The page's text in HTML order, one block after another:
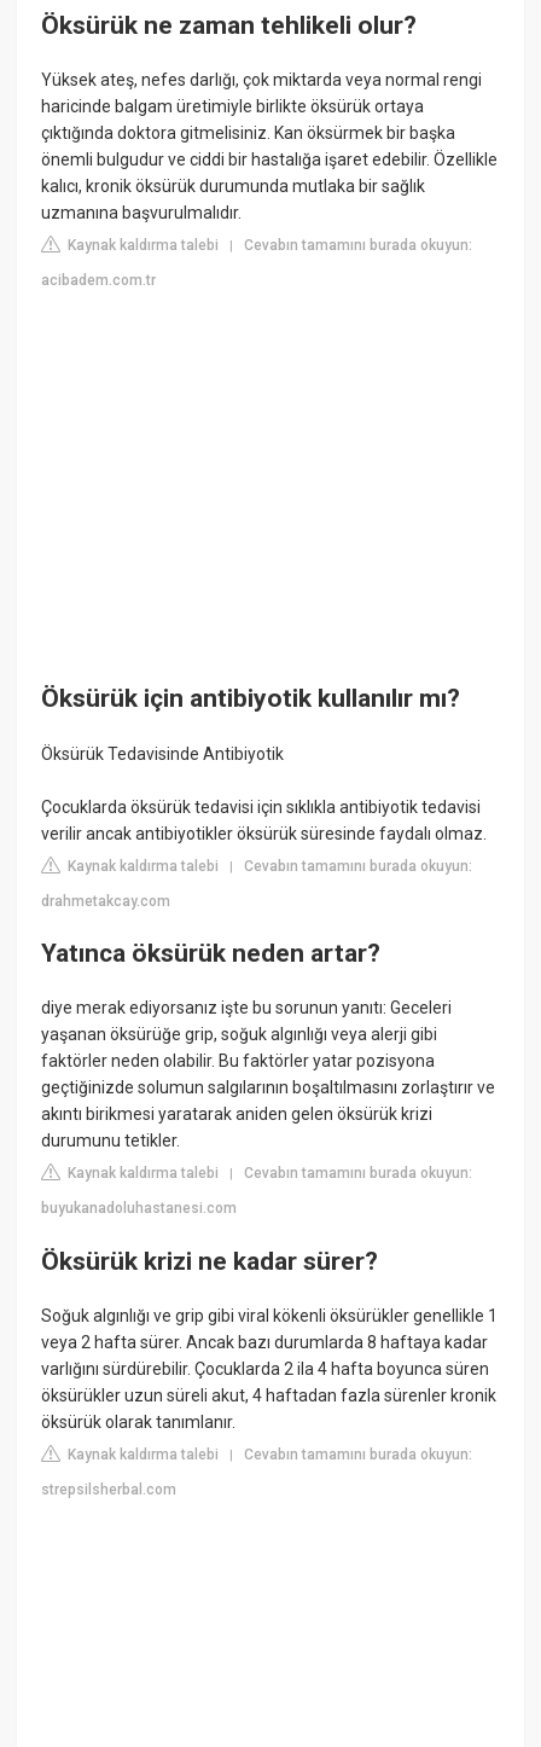
Öksürük ne zaman tehlikeli olur?
Yüksek ateş, nefes darlığı, çok miktarda veya normal rengi
haricinde balgam üretimiyle birlikte öksürük ortaya
çıktığında doktora gitmelisiniz. Kan öksürmek bir başka
önemli bulgudur ve ciddi bir hastalığa işaret edebilir. Özellikle
kalıcı, kronik öksürük durumunda mutlaka bir sağlık
uzmanına başvurulmalıdır.
Kaynak kaldırma talebi |Cevabın tamamını burada okuyun:
acibadem.com.tr
Öksürük için antibiyotik kullanılır mı?
Öksürük Tedavisinde Antibiyotik
Çocuklarda öksürük tedavisi için sıklıkla antibiyotik tedavisi
verilir ancak antibiyotikler öksürük süresinde faydalı olmaz.
Kaynak kaldırma talebi |Cevabın tamamını burada okuyun:
drahmetakcay.com
Yatınca öksürük neden artar?
diye merak ediyorsanız işte bu sorunun yanıtı: Geceleri
yaşanan öksürüğe grip, soğuk algınlığı veya alerji gibi
faktörler neden olabilir. Bu faktörler yatar pozisyona
geçtiğinizde solumun salgılarının boşaltılmasını zorlaştırır ve
akıntı birikmesi yaratarak aniden gelen öksürük krizi
durumunu tetikler.
Kaynak kaldırma talebi |Cevabın tamamını burada okuyun:
buyukanadoluhastanesi.com
Öksürük krizi ne kadar sürer?
Soğuk algınlığı ve grip gibi viral kökenli öksürükler genellikle 1
veya 2 hafta sürer. Ancak bazı durumlarda 8 haftaya kadar
varlığını sürdürebilir. Çocuklarda 2 ila 4 hafta boyunca süren
öksürükler uzun süreli akut, 4 haftadan fazla sürenler kronik
öksürük olarak tanımlanır.
Kaynak kaldırma talebi |Cevabın tamamını burada okuyun:
strepsilsherbal.com